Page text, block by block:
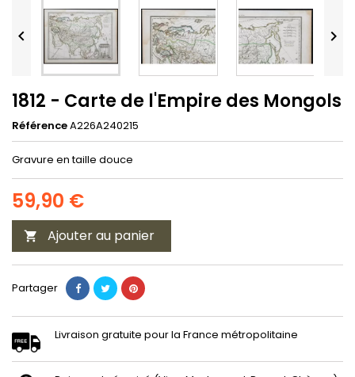
 
1812 - Carte de l'Empire des Mongols
RéférenceA226A240215
Gravure en taille douce
59,90 €
 Ajouter au panier
Partager
Livraison gratuite pour la France métropolitaine